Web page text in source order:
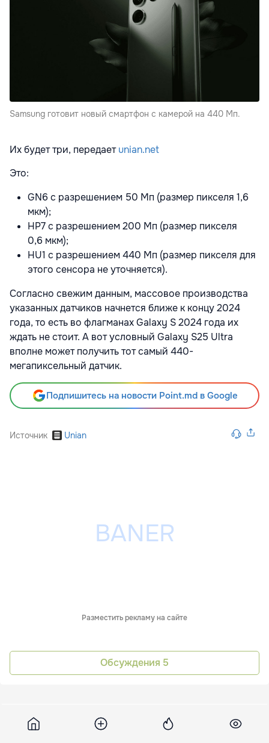
Samsung готовит новый смартфон с камерой на 440 Мп.
Их будет три, передаетunian.net
Это:
GN6 с разрешением 50 Мп (размер пикселя 1,6
мкм);
HP7 с разрешением 200 Мп (размер пикселя
0,6 мкм);
HU1 с разрешением 440 Мп (размер пикселя для
этого сенсора не уточняется).
Согласно свежим данным, массовое производства
указанных датчиков начнется ближе к концу 2024
года, то есть во флагманах Galaxy S 2024 года их
ждать не стоит. А вот условный Galaxy S25 Ultra
вполне может получить тот самый 440-
мегапиксельный датчик.
Подпишитесь на новости Point.md в Google
Источник Unian
Разместить рекламу на сайте
Обсуждения 5
Eurointegration 17 августа 2023, 23:04